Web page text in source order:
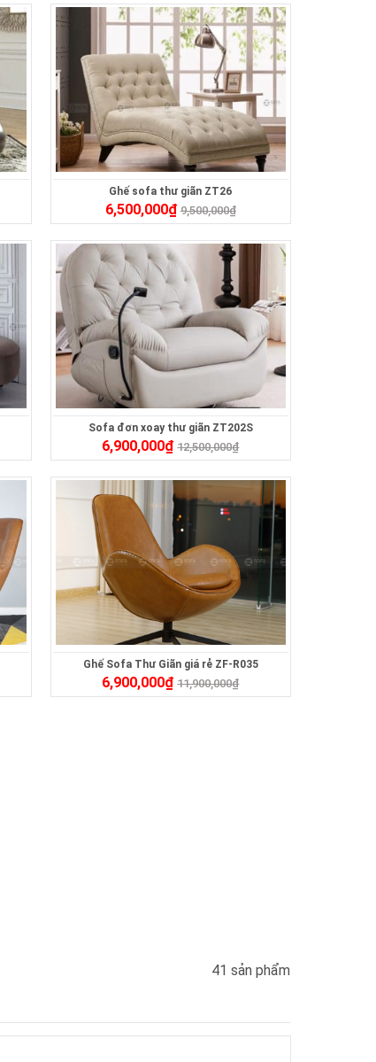
Ghế sofa thư giãn ZT26
6,500,000₫ 9,500,000₫
Sofa đơn xoay thư giãn ZT202S
6,900,000₫ 12,500,000₫
Ghế Sofa Thư Giãn giá rẻ ZF-R035
6,900,000₫ 11,900,000₫
41 sản phẩm